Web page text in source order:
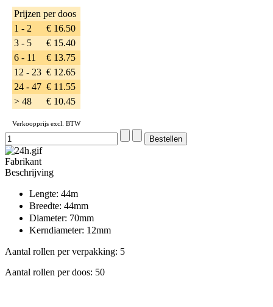
Prijzen per doos
1 - 2
€ 16.50
3 - 5
€ 15.40
6 - 11
€ 13.75
12 - 23 € 12.65
24 - 47 € 11.55
> 48
€ 10.45
Verkoopprijs excl. BTW
Fabrikant
Beschrijving
Lengte: 44m
Breedte: 44mm
Diameter: 70mm
Kerndiameter: 12mm
Aantal rollen per verpakking: 5
Aantal rollen per doos: 50